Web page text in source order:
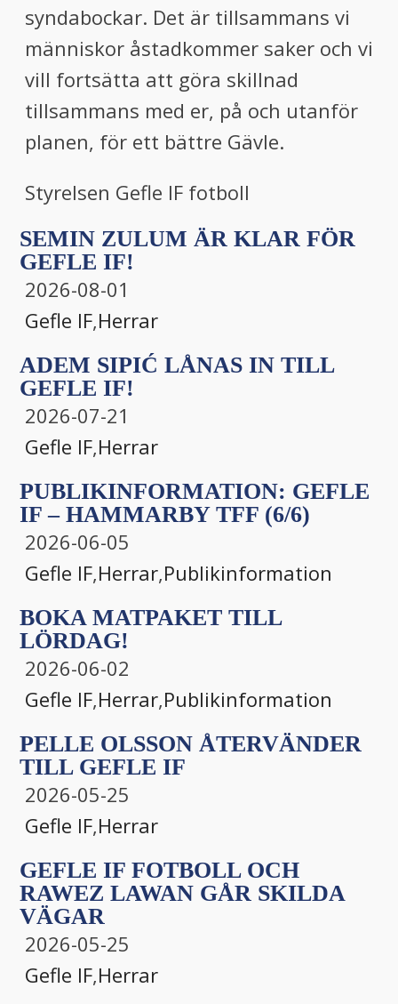
syndabockar. Det är tillsammans vi
människor åstadkommer saker och vi
vill fortsätta att göra skillnad
tillsammans med er, på och utanför
planen, för ett bättre Gävle.
Styrelsen Gefle IF fotboll
SEMIN ZULUM ÄR KLAR FÖR
GEFLE IF!
2026-08-01
Gefle IF,Herrar
ADEM SIPIĆ LÅNAS IN TILL
GEFLE IF!
2026-07-21
Gefle IF,Herrar
PUBLIKINFORMATION: GEFLE
IF – HAMMARBY TFF (6/6)
2026-06-05
Gefle IF,Herrar,Publikinformation
BOKA MATPAKET TILL
LÖRDAG!
2026-06-02
Gefle IF,Herrar,Publikinformation
PELLE OLSSON ÅTERVÄNDER
TILL GEFLE IF
2026-05-25
Gefle IF,Herrar
GEFLE IF FOTBOLL OCH
RAWEZ LAWAN GÅR SKILDA
VÄGAR
2026-05-25
Gefle IF,Herrar